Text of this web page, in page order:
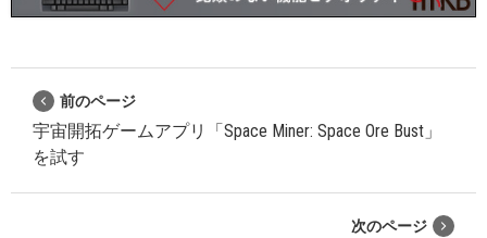
前のページ
宇宙開拓ゲームアプリ「Space Miner: Space Ore Bust」
を試す
次のページ